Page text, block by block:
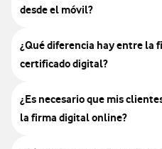
desde el móvil?
¿Qué diferencia hay entre la
certificado digital?
¿Es necesario que mis
la firma digital online?